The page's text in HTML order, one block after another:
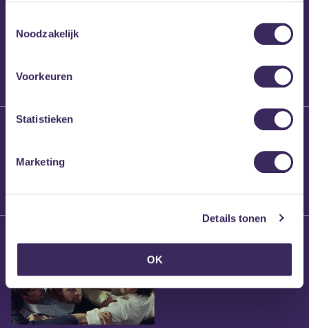
Noodzakelijk
Voorkeuren
Statistieken
Marketing
Details tonen
OK
Brennt Vanneste
Willem’s Blog: Ão